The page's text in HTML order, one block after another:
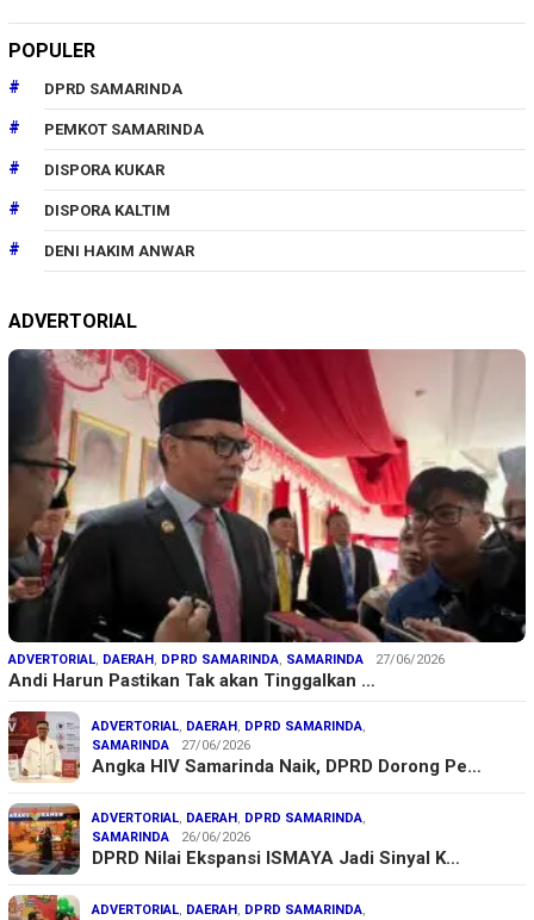
POPULER
DPRD SAMARINDA
PEMKOT SAMARINDA
DISPORA KUKAR
DISPORA KALTIM
DENI HAKIM ANWAR
ADVERTORIAL
ADVERTORIAL, DAERAH , DPRD SAMARINDA, SAMARINDA 27/06/2026
Andi Harun Pastikan Tak akan Tinggalkan …
ADVERTORIAL, DAERAH , DPRD SAMARINDA,
SAMARINDA
27/06/2026
Angka HIV Samarinda Naik, DPRD Dorong Pe…
ADVERTORIAL, DAERAH , DPRD SAMARINDA,
SAMARINDA
26/06/2026
DPRD Nilai Ekspansi ISMAYA Jadi Sinyal K…
ADVERTORIAL, DAERAH , DPRD SAMARINDA,